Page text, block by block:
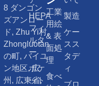
HEPA
フィ
ルタ
ー
ポケ
ット
工業
用絵
& 表
面処
理
食べ
製造
ケー
スス
タデ
ィ
ブロ
8 ダンゴン
ズアンロー
ド, Zhu Yi村,
Zhongluotan
の町, バイユ
ン地区, 広
州, 広東省,